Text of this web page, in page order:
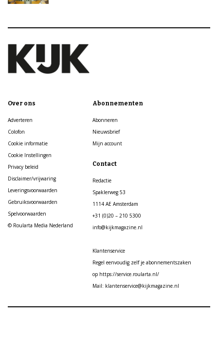
Over ons
Adverteren
Colofon
Cookie informatie
Cookie Instellingen
Privacy beleid
Disclaimer/vrijwaring
Leveringsvoorwaarden
Gebruiksvoorwaarden
Spelvoorwaarden
© Roularta Media Nederland
Abonnementen
Abonneren
Nieuwsbrief
Mijn account
Contact
Redactie
Spaklerweg 53
1114 AE Amsterdam
+31 (0)20 – 210 5300
info@kijkmagazine.nl
Klantenservice
Regel eenvoudig zelf je abonnementszaken
op https://service.roularta.nl/
Mail: klantenservice@kijkmagazine.nl